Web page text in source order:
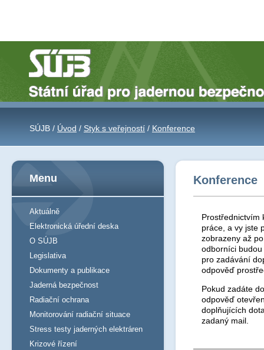
SÚJB / Úvod / Styk s veřejností / Konference
Konference
Prostřednictvím
práce, a vy jste
zobrazeny až
odborníci
pro zadávání
odpověď
Pokud zadáte
odpověď
doplňujících
zadaný mail.
Menu
Aktuálně
Elektronická úřední deska
O SÚJB
Legislativa
Dokumenty a publikace
Jaderná bezpečnost
Radiační ochrana
Monitorování radiační situace
Stress testy jaderných elektráren
Krizové řízení